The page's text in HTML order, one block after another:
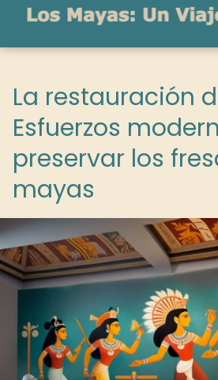
La restauración
Esfuerzos
preservar los
mayas